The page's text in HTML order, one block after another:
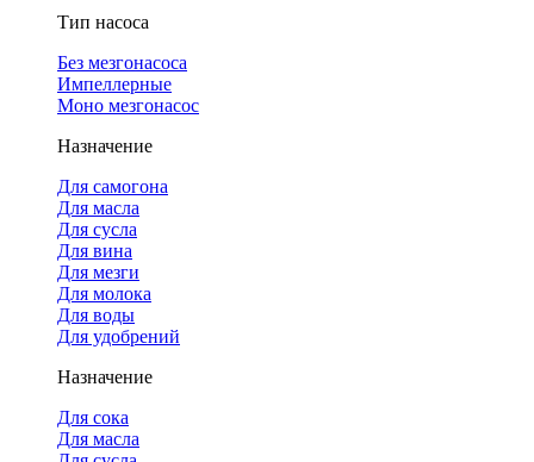
Тип насоса
Без мезгонасоса
Импеллерные
Моно мезгонасос
Назначение
Для самогона
Для масла
Для сусла
Для вина
Для мезги
Для молока
Для воды
Для удобрений
Назначение
Для сока
Для масла